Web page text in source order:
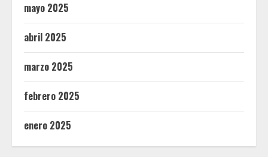
mayo 2025
abril 2025
marzo 2025
febrero 2025
enero 2025